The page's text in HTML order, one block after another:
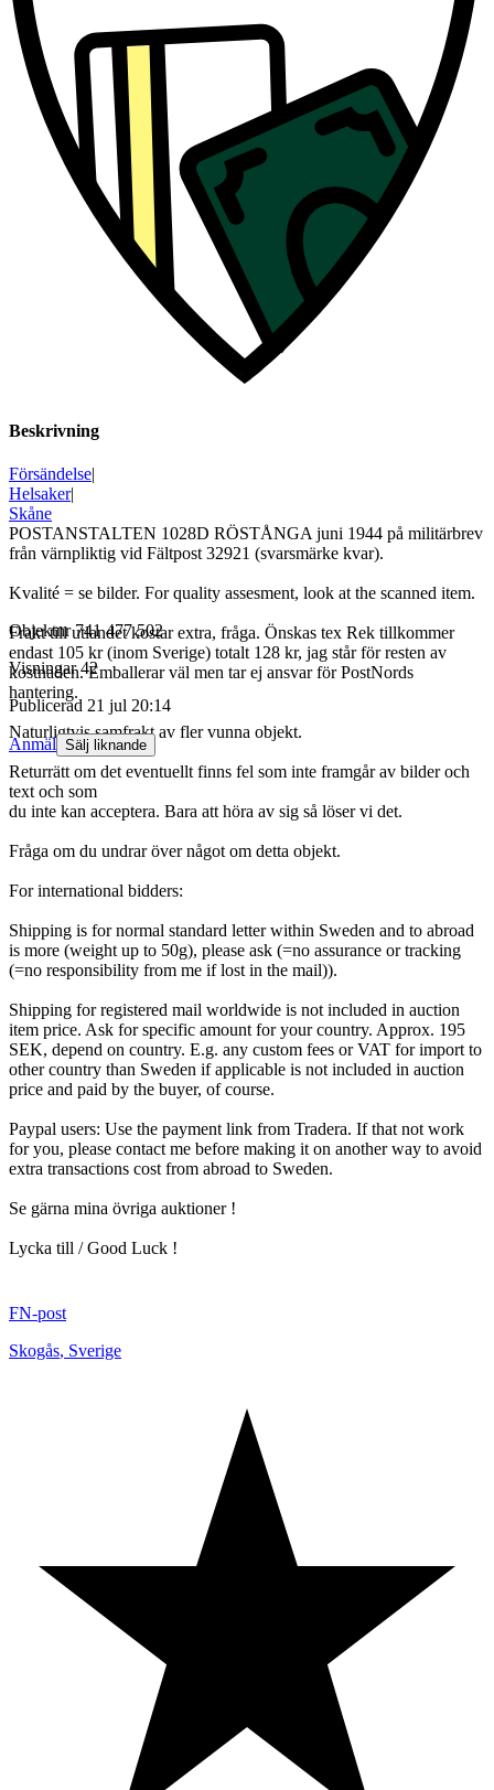
Beskrivning
Försändelse|
Helsaker|
Skåne
POSTANSTALTEN 1028D RÖSTÅNGA juni 1944 på militärbrev
från värnpliktig vid Fältpost 32921 (svarsmärke kvar).
Kvalité = se bilder. For quality assesment, look at the scanned item.
Frakt till utlandet kostar extra, fråga. Önskas tex Rek tillkommer
endast 105 kr (inom Sverige) totalt 128 kr, jag står för resten av
kostnaden. Emballerar väl men tar ej ansvar för PostNords
hantering.
Naturligtvis samfrakt av fler vunna objekt.
Returrätt om det eventuellt finns fel som inte framgår av bilder och
text och som
du inte kan acceptera. Bara att höra av sig så löser vi det.
Fråga om du undrar över något om detta objekt.
For international bidders:
Shipping is for normal standard letter within Sweden and to abroad
is more (weight up to 50g), please ask (=no assurance or tracking
(=no responsibility from me if lost in the mail)).
Shipping for registered mail worldwide is not included in auction
item price. Ask for specific amount for your country. Approx. 195
SEK, depend on country. E.g. any custom fees or VAT for import to
other country than Sweden if applicable is not included in auction
price and paid by the buyer, of course.
Paypal users: Use the payment link from Tradera. If that not work
for you, please contact me before making it on another way to avoid
extra transactions cost from abroad to Sweden.
Se gärna mina övriga auktioner !
Lycka till / Good Luck !
Objektnr 741 477 502
Visningar 42
Publicerad 21 jul 20:14
Anmäl Sälj liknande
FN-post
Skogås, Sverige